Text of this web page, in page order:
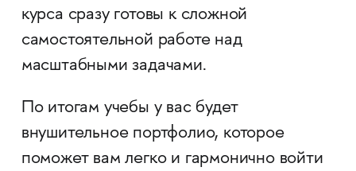
курса сразу готовы к сложной
самостоятельной работе над
масштабными задачами.
По итогам учебы у вас будет
внушительное портфолио, которое
поможет вам легко и гармонично войти